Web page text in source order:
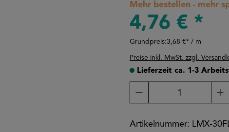
Produkt Anzahl:
Mehr bestellen - mehr
4,76 € *
Grundpreis:3,68 €* / m
Preise inkl. MwSt. zzgl.
Lieferzeit ca. 1-3
Artikelnummer: LMX-